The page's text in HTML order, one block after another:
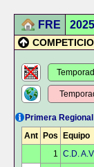
FRE
Primera Regional
Ant
Pos Equipo
1 C.D.